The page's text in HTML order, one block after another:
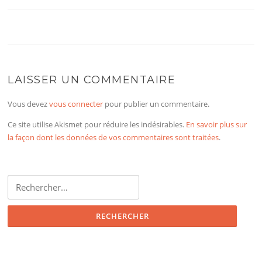
LAISSER UN COMMENTAIRE
Vous devezvous connecter pour publier un commentaire.
Ce site utilise Akismet pour réduire les indésirables. En savoir plus sur
la façon dont les données de vos commentaires sont traitées.